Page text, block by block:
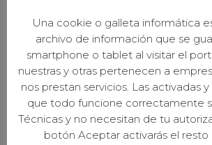
Prevención de Riesgos
Seguridad e Higiene en el
Sanciones.
Calendario Laboral.
Le informamos sobre las
inconvenientes en todo tipo
Una cookie o galleta informática
archivo de información que se
smartphone o tablet al visitar el
nuestras y otras pertenecen a
nos prestan servicios. Las activadas
que todo funcione correctamente
Técnicas y no necesitan de tu
botón Aceptar activarás el